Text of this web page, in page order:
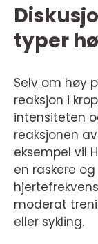
typer
Selv om høy
reaksjon i
intensiteten
reaksjonen
eksempel vil
en raskere
moderat
eller sykling.